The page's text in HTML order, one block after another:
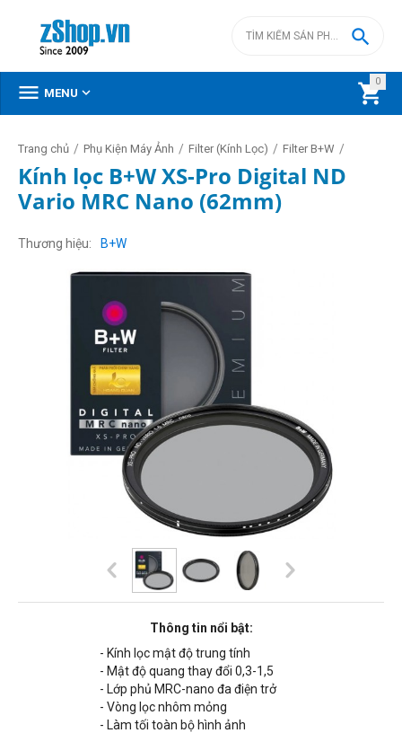
0


 MENU 
Trang chủ / Phụ Kiện Máy Ảnh / Filter (Kính Lọc) / Filter B+W /
Kính lọc B+W XS-Pro Digital ND
Vario MRC Nano (62mm)
Thương hiệu B+W
Thông tin nổi bật:
- Kính lọc mật độ trung tính
- Mật độ quang thay đổi 0,3-1,5
- Lớp phủ MRC-nano đa điện trở
- Vòng lọc nhôm mỏng
- Làm tối toàn bộ hình ảnh